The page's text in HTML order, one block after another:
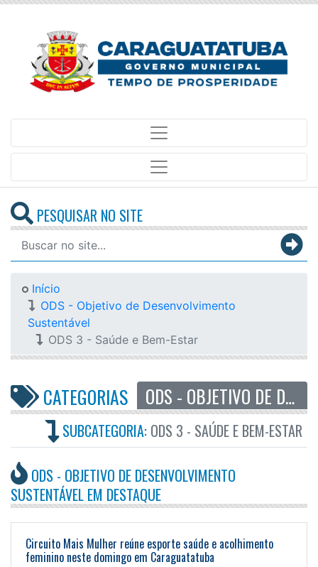
PESQUISAR NO SITE
Início
ODS - Objetivo de Desenvolvimento
Sustentável
ODS 3 - Saúde e Bem-Estar
CATEGORIAS ODS - OBJETIVO DE DESENVOLVIMENTO SUSTENTÁVEL
SUBCATEGORIA: ODS 3 - SAÚDE E BEM-ESTAR
ODS - OBJETIVO DE DESENVOLVIMENTO
SUSTENTÁVEL EM DESTAQUE
Circuito Mais Mulher reúne esporte saúde e acolhimento
feminino neste domingo em Caraguatatuba